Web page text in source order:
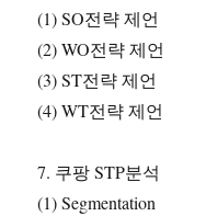
(1) SO전략 제언
(2) WO전략 제언
(3) ST전략 제언
(4) WT전략 제언
7. 쿠팡 STP분석
(1) Segmentation